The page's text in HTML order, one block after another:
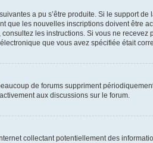
a pu s’être produite. Si le support
les nouvelles inscriptions doivent être
les instructions. Si vous ne
que vous avez spécifiée était
de forums suppriment
aux discussions sur le forum.
collectant potentiellement des